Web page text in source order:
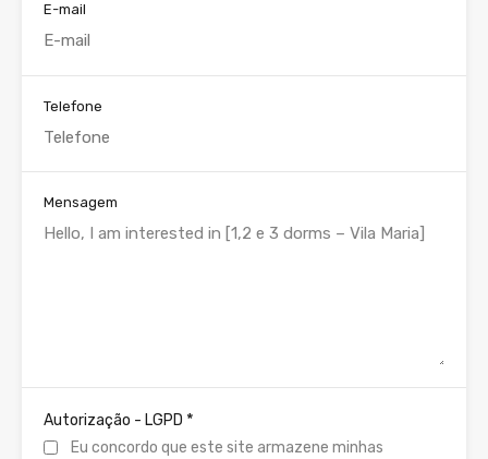
E-mail
Telefone
Mensagem
Autorização - LGPD *
Eu concordo que este site armazene minhas